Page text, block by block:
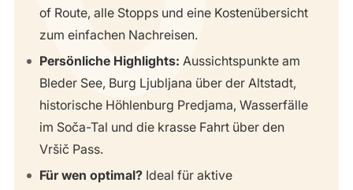
of Route, alle Stopps und eine Kostenübersicht
zum einfachen Nachreisen.
Persönliche Highlights: Aussichtspunkte am
Bleder See, Burg Ljubljana über der Altstadt,
historische Höhlenburg Predjama, Wasserfälle
im Soča-Tal und die krasse Fahrt über den
Vršič Pass.
Für wen optimal? Ideal für aktive